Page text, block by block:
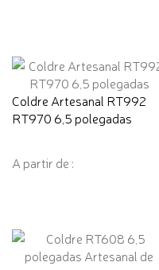
Coldre Artesanal RT992
RT970 6,5 polegadas
A partir de :